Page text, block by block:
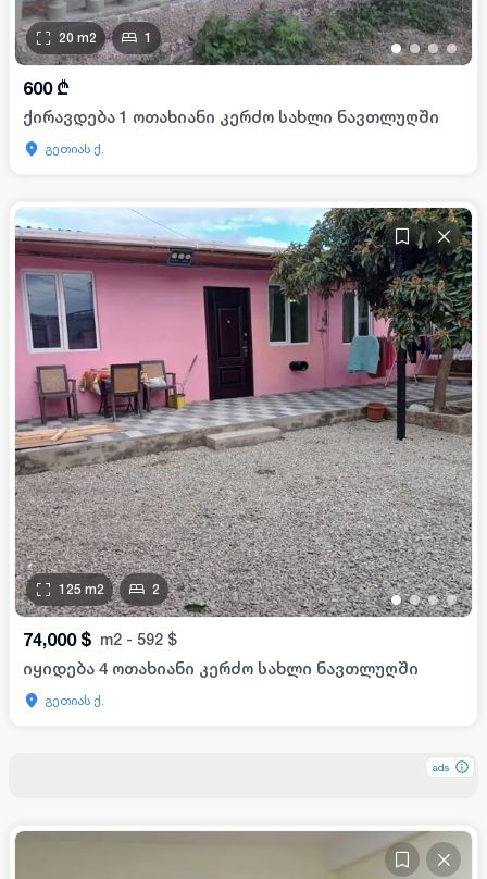
••••
20 m2 1
600 ₾
ქირავდება 1 ოთახიანი კერძო სახლი ნავთლუღში
გეთიას ქ.
••••
125 m2 2
74,000 $ m2 - 592 $
იყიდება 4 ოთახიანი კერძო სახლი ნავთლუღში
გეთიას ქ.
ads
ads
ads